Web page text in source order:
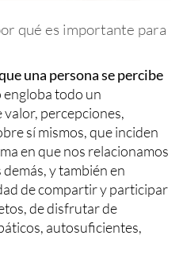
qué es importante para
una persona se percibe
engloba todo un
percepciones,
sí mismos, que inciden
en que nos relacionamos
y también en
de compartir y participar
de disfrutar de
autosuficientes,